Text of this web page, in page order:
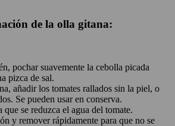
de la olla gitana:
pochar suavemente la cebolla picada
pizca de sal.
añadir los tomates rallados sin la piel, o
Se pueden usar en conserva.
que se reduzca el agua del tomate.
y remover rápidamente para que no se